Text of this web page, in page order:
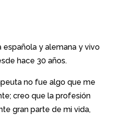
española y alemana y vivo
hace 30 años.
no fue algo que me
creo que la profesión
gran parte de mi vida,